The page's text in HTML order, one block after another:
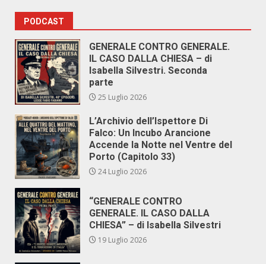
PODCAST
GENERALE CONTRO GENERALE.
IL CASO DALLA CHIESA – di
Isabella Silvestri. Seconda
parte
25 Luglio 2026
L’Archivio dell’Ispettore Di
Falco: Un Incubo Arancione
Accende la Notte nel Ventre del
Porto (Capitolo 33)
24 Luglio 2026
“GENERALE CONTRO
GENERALE. IL CASO DALLA
CHIESA” – di Isabella Silvestri
19 Luglio 2026